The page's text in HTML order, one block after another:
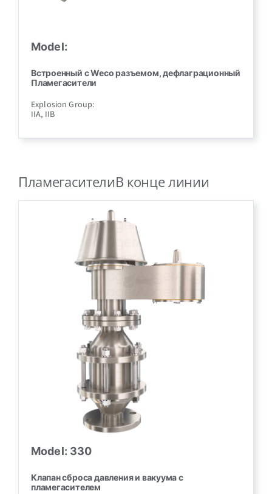
Model:
Встроенный с Weco разъемом, дефлаграционный
Пламегасители
Explosion Group:
IIA, IIB
ПламегасителиВ конце линии
Model: 330
Клапан сброса давления и вакуума с
пламегасителем